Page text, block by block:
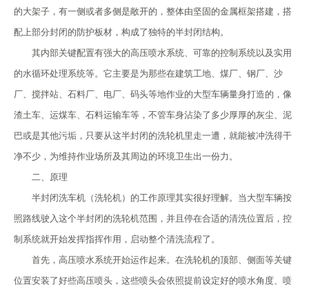
的大架子，有一侧或者多侧是敞开的，整体由坚固的金属框架搭建，搭
配上部分封闭的防护板材，构成了独特的半封闭结构。
其内部关键配置有强大的高压喷水系统、可靠的控制系统以及实用
的水循环处理系统等。它主要是为那些在建筑工地、煤厂、钢厂、沙
厂、搅拌站、石料厂、电厂、码头等地作业的大型车辆量身打造的，像
渣土车、运煤车、石料运输车等，不管车身沾染了多少厚厚的灰尘、泥
巴或是其他污垢，只要从这半封闭的洗轮机里走一遭，就能被冲洗得干
净不少，为维持作业场所及其周边的环境卫生出一份力。
二、原理
半封闭洗车机（洗轮机）的工作原理其实很好理解。当大型车辆按
照路线驶入这个半封闭的洗轮机范围，并且停在合适的清洗位置后，控
制系统就开始发挥指挥作用，启动整个清洗流程了。
首先，高压喷水系统开始运作起来。在洗轮机的顶部、侧面等关键
位置安装了好些高压喷头，这些喷头会依照提前设定好的喷水角度、喷